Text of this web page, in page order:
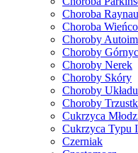
Choroba
Choroba
Choroby
Choroby
Choroby Nerek
Choroby Skóry
Choroby
Choroby
Cukrzyca
Cukrzyca Typu
Czerniak